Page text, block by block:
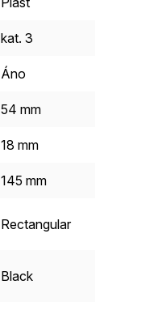
kat. 3
Áno
54 mm
18 mm
145 mm
Rectangular
Black